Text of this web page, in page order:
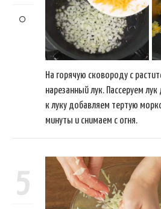
На горячую сковороду с
нарезанный лук. Пассеруем
к луку добавляем тертую
минуты и снимаем с огня.
5